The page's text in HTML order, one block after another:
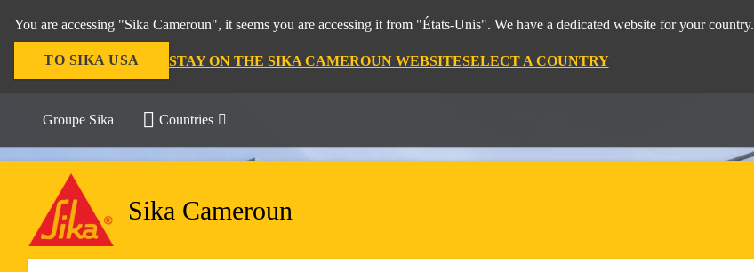
You are accessing "Sika Cameroun", it seems you are accessing it from "États-Unis". We have a dedicated website for your country.
TO SIKA USA STAY ON THE SIKA CAMEROUN WEBSITESELECT A COUNTRY
Groupe Sika Countries
Sika Cameroun